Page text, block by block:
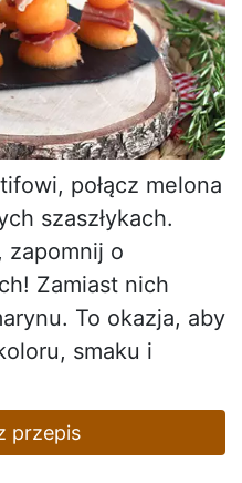
połącz melona
szaszłykach.
zapomnij o
Zamiast nich
To okazja, aby
smaku i
przepis